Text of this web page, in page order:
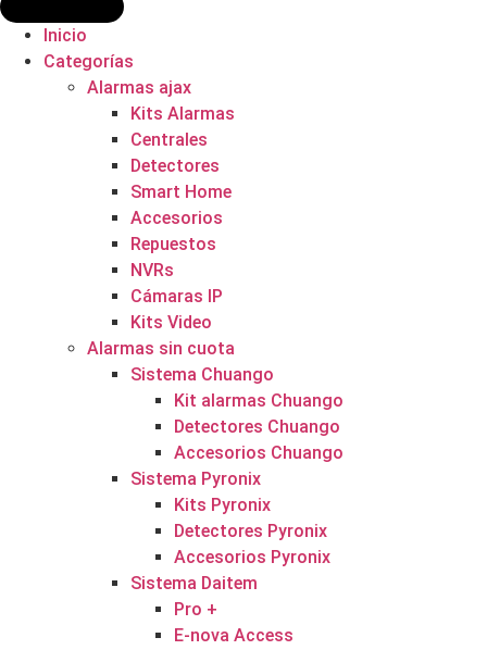
Inicio
Categorías
Alarmas ajax
Kits Alarmas
Centrales
Detectores
Smart Home
Accesorios
Repuestos
NVRs
Cámaras IP
Kits Video
Alarmas sin cuota
Sistema Chuango
Kit alarmas Chuango
Detectores Chuango
Accesorios Chuango
Sistema Pyronix
Kits Pyronix
Detectores Pyronix
Accesorios Pyronix
Sistema Daitem
Pro +
E-nova Access